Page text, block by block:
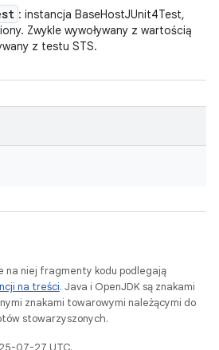
: instancja BaseHostJUnit4Test,
Zwykle wywoływany z wartością
z testu STS.
na niej fragmenty kodu podlegają
na treści. Java i OpenJDK są znakami
znakami towarowymi należącymi do
stowarzyszonych.
07-27 UTC.